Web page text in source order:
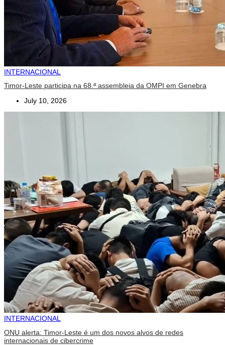
INTERNACIONAL
Timor-Leste participa na 68.ª assembleia da OMPI em Genebra
July 10, 2026
INTERNACIONAL
ONU alerta: Timor-Leste é um dos novos alvos de redes
internacionais de cibercrime